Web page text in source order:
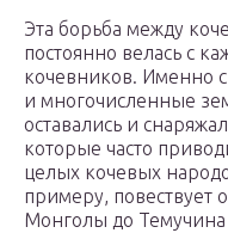
Эта борьба между
постоянно велась с
кочевников. Именно
и многочисленные
оставались и
которые часто
целых кочевых
примеру, повествует
Монголы до Темучина